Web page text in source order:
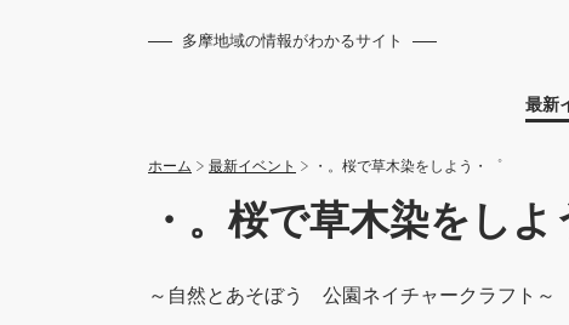
多摩地域の情報がわかるサイト
最新
ホーム 最新イベント ・。桜で草木染をしよう・゜
・。桜で草木染をしよ
～自然とあそぼう 公園ネイチャークラフト～